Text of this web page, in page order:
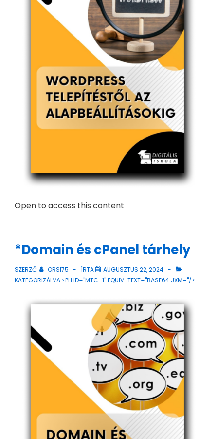
Open to access this content
*Domain és cPanel tárhely
SZERZŐ: ORSI75 ÍRTA
AUGUSZTUS 22, 2024
KATEGORIZÁLVA <PH ID="MTC_1" EQUIV-TEXT="BASE64:JXM="/>